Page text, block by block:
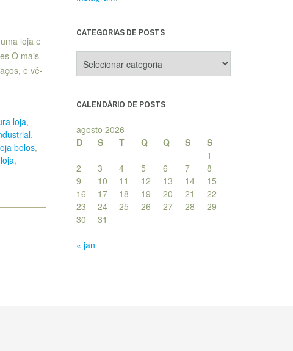
loja e
O mais
e vê-
loja,
,
bolos,
,
CATEGORIAS DE POSTS
de
CALENDÁRIO DE POSTS
agosto 2026
D
S T Q Q S
S
1
2
3 4 5 6 7
8
9
10 11 12 13 14
15
16
17 18 19 20 21
22
23
24 25 26 27 28
29
30
31
« jan